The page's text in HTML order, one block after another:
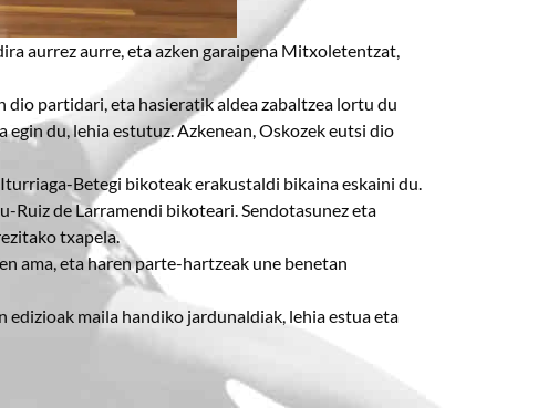
aurrez aurre, eta azken garaipena Mitxoletentzat,
dio partidari, eta hasieratik aldea zabaltzea lortu du
du, lehia estutuz. Azkenean, Oskozek eutsi dio
Betegi bikoteak erakustaldi bikaina eskaini du.
Ruiz de Larramendi bikoteari. Sendotasunez eta
txapela.
ama, eta haren parte-hartzeak une benetan
maila handiko jardunaldiak, lehia estua eta